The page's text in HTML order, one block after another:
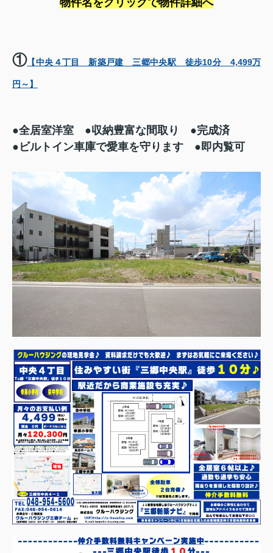
①【中央４丁目 新築戸建 三郷中央駅 徒歩10分 4,499万
円～】
●全居室洋室 ●収納豊富な間取り ●完成済
●ビルトイン車庫で愛車を守ります ●即内覧可